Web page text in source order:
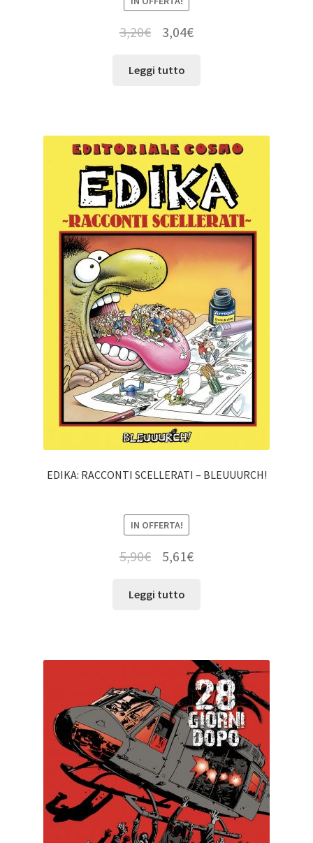
3,20€ 3,04€
Leggi tutto
EDIKA: RACCONTI SCELLERATI – BLEUUURCH!
IN OFFERTA!
5,90€ 5,61€
Leggi tutto